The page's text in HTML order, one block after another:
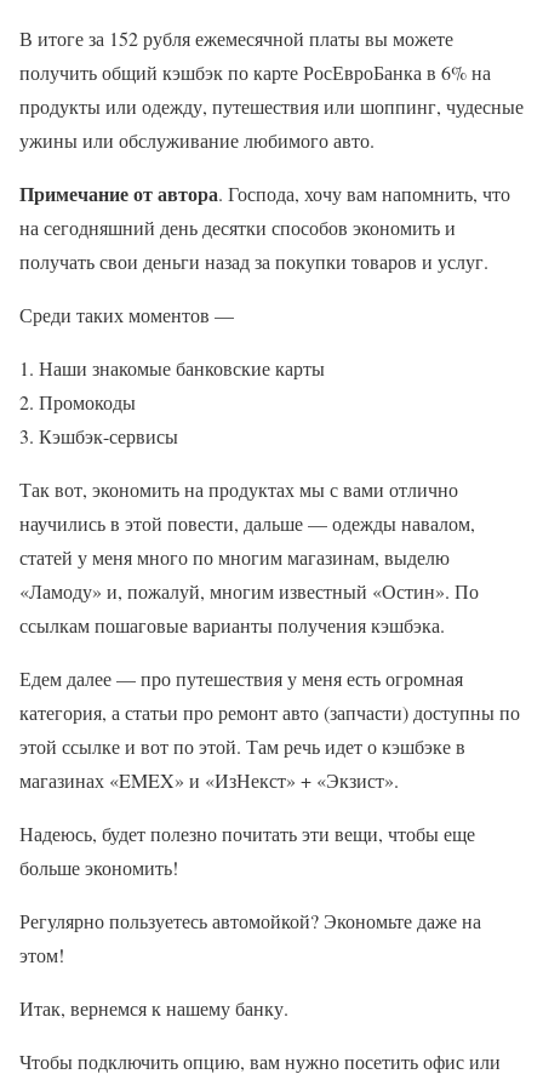
В итоге за 152 рубля ежемесячной платы вы можете
получить общий кэшбэк по карте РосЕвроБанка в 6% на
продукты или одежду, путешествия или шоппинг, чудесные
ужины или обслуживание любимого авто.
Примечание от автора. Господа, хочу вам напомнить, что
на сегодняшний день десятки способов экономить и
получать свои деньги назад за покупки товаров и услуг.
Среди таких моментов —
Наши знакомые банковские карты
Промокоды
Кэшбэк-сервисы
Так вот, экономить на продуктах мы с вами отлично
научились в этой повести, дальше — одежды навалом,
статей у меня много по многим магазинам, выделю
«Ламоду» и, пожалуй, многим известный «Остин». По
ссылкам пошаговые варианты получения кэшбэка.
Едем далее — про путешествия у меня есть огромная
категория, а статьи про ремонт авто (запчасти) доступны по
этой ссылке и вот по этой. Там речь идет о кэшбэке в
магазинах «EMEX» и «ИзНекст» + «Экзист».
Надеюсь, будет полезно почитать эти вещи, чтобы еще
больше экономить!
Регулярно пользуетесь автомойкой? Экономьте даже на
этом!
Итак, вернемся к нашему банку.
Чтобы подключить опцию, вам нужно посетить офис или